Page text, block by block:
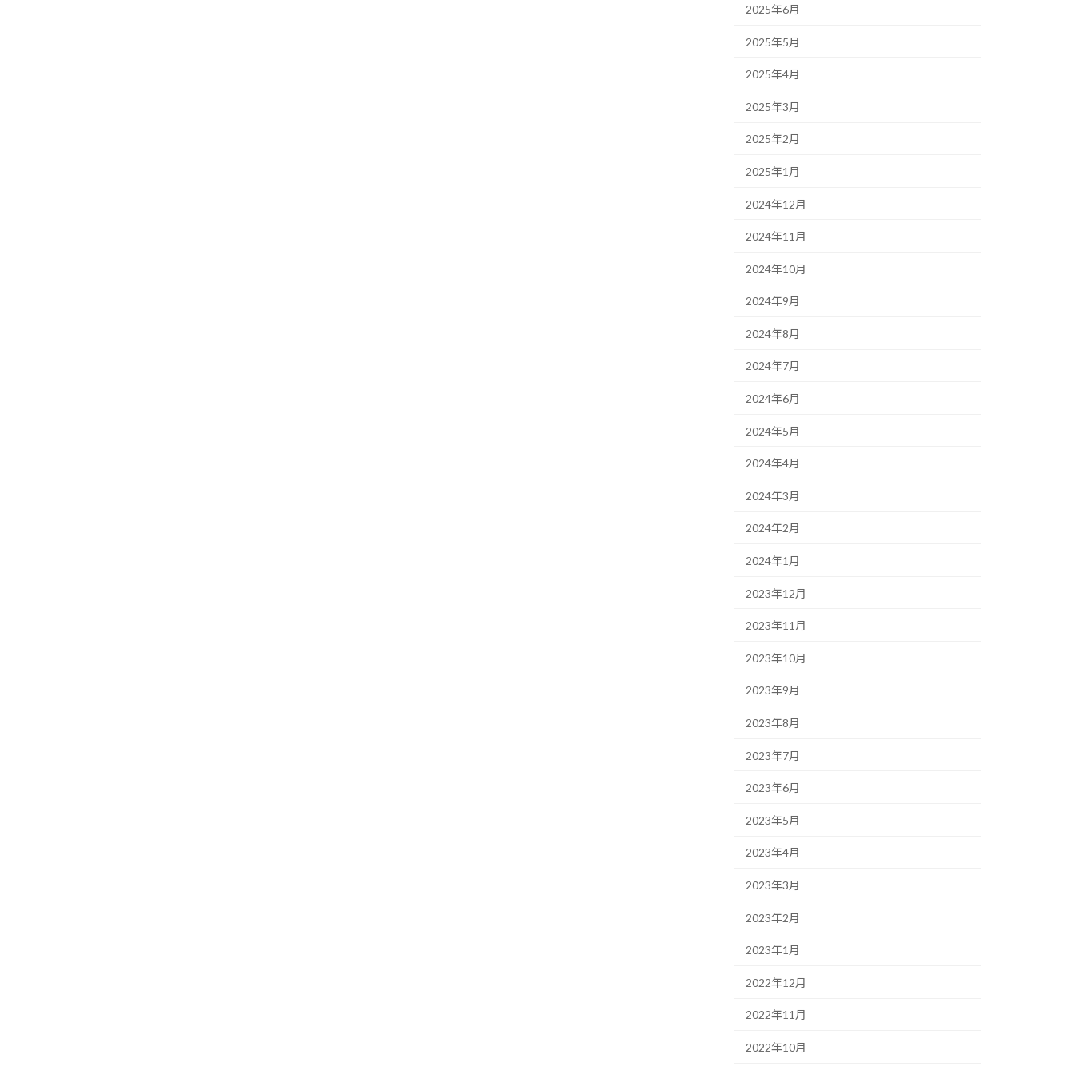
2025年6月
2025年5月
2025年4月
2025年3月
2025年2月
2025年1月
2024年12月
2024年11月
2024年10月
2024年9月
2024年8月
2024年7月
2024年6月
2024年5月
2024年4月
2024年3月
2024年2月
2024年1月
2023年12月
2023年11月
2023年10月
2023年9月
2023年8月
2023年7月
2023年6月
2023年5月
2023年4月
2023年3月
2023年2月
2023年1月
2022年12月
2022年11月
2022年10月